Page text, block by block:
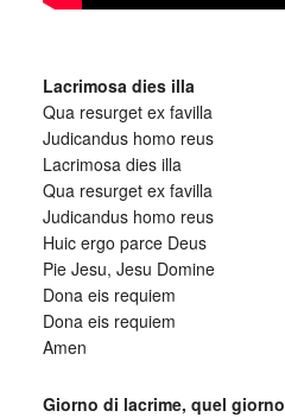
Lacrimosa dies illa
Qua resurget ex favilla
Judicandus homo reus
Lacrimosa dies illa
Qua resurget ex favilla
Judicandus homo reus
Huic ergo parce Deus
Pie Jesu, Jesu Domine
Dona eis requiem
Dona eis requiem
Amen
Giorno di lacrime, quel giorno